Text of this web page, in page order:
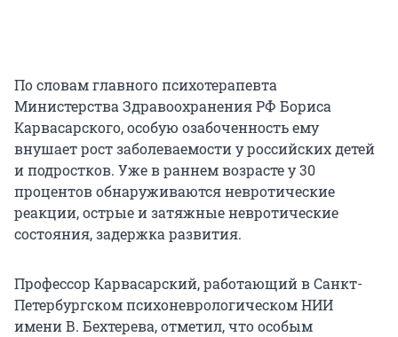
По словам главного психотерапевта
Министерства Здравоохранения РФ Бориса
Карвасарского, особую озабоченность ему
внушает рост заболеваемости у российских детей
и подростков. Уже в раннем возрасте у 30
процентов обнаруживаются невротические
реакции, острые и затяжные невротические
состояния, задержка развития.
Профессор Карвасарский, работающий в Санкт-
Петербургском психоневрологическом НИИ
имени В. Бехтерева, отметил, что особым